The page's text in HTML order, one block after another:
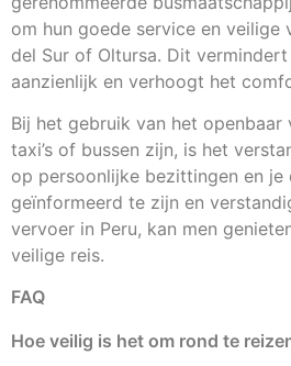
om hun goede service en veilige
del Sur of Oltursa. Dit
aanzienlijk en verhoogt het
Bij het gebruik van het openbaar
taxi’s of bussen zijn, is het
op persoonlijke bezittingen en
geïnformeerd te zijn en
vervoer in Peru, kan men
veilige reis.
FAQ
Hoe veilig is het om rond te